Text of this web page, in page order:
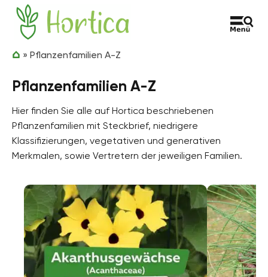
Zum Inhalt springen
Hortica
» Pflanzenfamilien A-Z
Pflanzenfamilien A-Z
Hier finden Sie alle auf Hortica beschriebenen
Pflanzenfamilien mit Steckbrief, niedrigere
Klassifizierungen, vegetativen und generativen
Merkmalen, sowie Vertretern der jeweiligen Familien.